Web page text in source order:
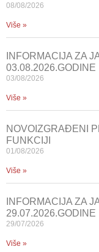
08/08/2026
Više »
INFORMACIJA ZA
03.08.2026.GODINE
03/08/2026
Više »
NOVOIZGRAĐENI
FUNKCIJI
01/08/2026
Više »
INFORMACIJA ZA
29.07.2026.GODINE
29/07/2026
Više »